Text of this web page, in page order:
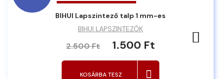
BIHUI Lapszintező talp 1 mm-es
BIHUI LAPSZINTEZŐK
2.500 Ft 1.500 Ft
KOSÁRBA TESZ